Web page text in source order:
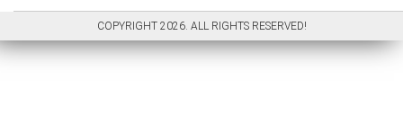
COPYRIGHT 2026. ALL RIGHTS RESERVED!